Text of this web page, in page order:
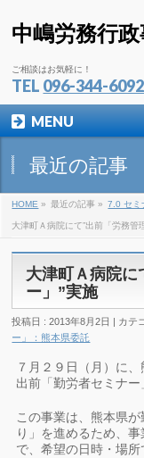
中嶋労務行
ご相談はお気軽に！
TEL 096-344-6092
MENU
最近の記事
HOME » 最近の記事 » 7.0 セミ
大津町Ａ病院にて”出前「労務管
大津町Ａ病院に
ー」”実施
投稿日 : 2013年8月2日 | カテ
ー」：熊本県委託
７月２９日（月）に
出前「勤労者セミナー
この事業は、熊本県
り」を進めるため、
で、希望の日時・場所